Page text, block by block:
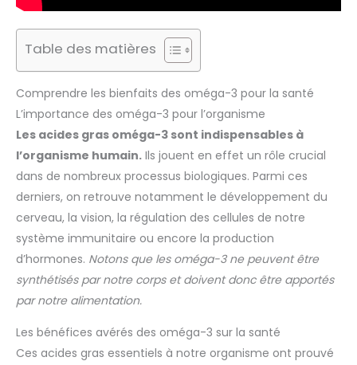
Table des matières
Comprendre les bienfaits des oméga-3 pour la santé
L’importance des oméga-3 pour l’organisme
Les acides gras oméga-3 sont indispensables à
l’organisme humain. Ils jouent en effet un rôle crucial
dans de nombreux processus biologiques. Parmi ces
derniers, on retrouve notamment le développement du
cerveau, la vision, la régulation des cellules de notre
système immunitaire ou encore la production
d’hormones. Notons que les oméga-3 ne peuvent être
synthétisés par notre corps et doivent donc être apportés
par notre alimentation.
Les bénéfices avérés des oméga-3 sur la santé
Ces acides gras essentiels à notre organisme ont prouvé